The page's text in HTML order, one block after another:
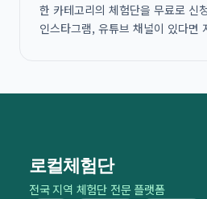
한 카테고리의 체험단을 무료로 신
인스타그램, 유튜브 채널이 있다면
로컬체험단
전국 지역 체험단 전문 플랫폼